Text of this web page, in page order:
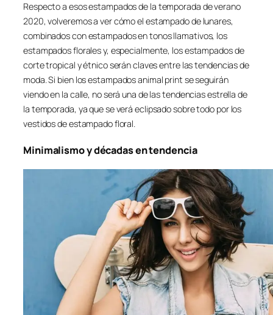
Respecto a esos estampados de la temporada de verano
2020, volveremos a ver cómo el estampado de lunares,
combinados con estampados en tonos llamativos, los
estampados florales y, especialmente, los estampados de
corte tropical y étnico serán claves entre las tendencias de
moda. Si bien los estampados animal print se seguirán
viendo en la calle, no será una de las tendencias estrella de
la temporada, ya que se verá eclipsado sobre todo por los
vestidos de estampado floral.
Minimalismo y décadas en tendencia